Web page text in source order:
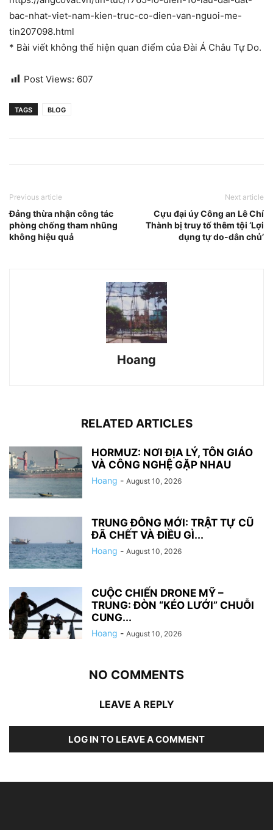
bac-nhat-viet-nam-kien-truc-co-dien-van-nguoi-me-
tin207098.html
* Bài viết không thể hiện quan điểm của Đài Á Châu Tự Do.
Post Views: 607
TAGS BLOG
Previous article
Đảng thừa nhận công tác
phòng chống tham nhũng
không hiệu quả
Next article
Cựu đại úy Công an Lê Chí
Thành bị truy tố thêm tội ‘Lợi
dụng tự do-dân chủ’
Hoang
RELATED ARTICLES
HORMUZ: NƠI ĐỊA LÝ, TÔN GIÁO
VÀ CÔNG NGHỆ GẶP NHAU
Hoang - August 10, 2026
TRUNG ĐÔNG MỚI: TRẬT TỰ CŨ
ĐÃ CHẾT VÀ ĐIỀU GÌ...
Hoang - August 10, 2026
CUỘC CHIẾN DRONE MỸ –
TRUNG: ĐÒN “KÉO LƯỚI” CHUỖI
CUNG...
Hoang - August 10, 2026
NO COMMENTS
LEAVE A REPLY
LOG IN TO LEAVE A COMMENT